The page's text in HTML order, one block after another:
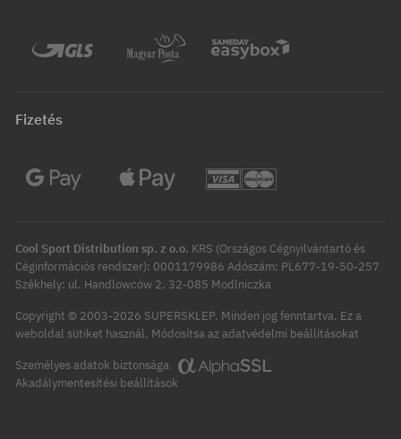
Fizetés
Cool Sport Distribution sp. z o.o. KRS (Országos Cégnyilvántartó és
Céginformációs rendszer): 0001179986 Adószám: PL677-19-50-257
Székhely: ul. Handlowców 2, 32-085 Modlniczka
Copyright © 2003-2026 SUPERSKLEP. Minden jog fenntartva. Ez a
weboldal sütiket használ. Módosítsa az adatvédelmi beállításokat
Személyes adatok biztonsága
Akadálymentesítési beállítások